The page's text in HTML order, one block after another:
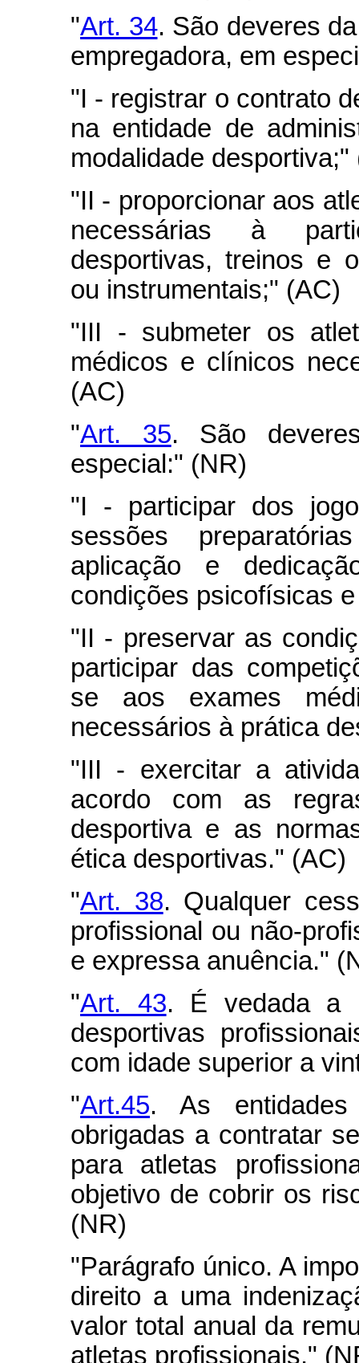
"Art. 34. São deveres
empregadora, em
"I - registrar o contrato
na entidade de
modalidade desportiva;"
"II - proporcionar aos
necessárias à
desportivas, treinos e
ou instrumentais;" (AC)
"III - submeter os
médicos e clínicos
(AC)
"Art. 35. São
especial:" (NR)
"I - participar dos
sessões
aplicação e
condições psicofísicas
"II - preservar as
participar das
se aos exames
necessários à prática
"III - exercitar a
acordo com as
desportiva e as
ética desportivas." (AC)
"Art. 38. Qualquer
profissional ou não-
e expressa anuência."
"Art. 43. É vedada a
desportivas
com idade superior a
"Art.45. As
obrigadas a contratar
para atletas
objetivo de cobrir os
(NR)
"Parágrafo único. A
direito a uma
valor total anual da
atletas profissionais."